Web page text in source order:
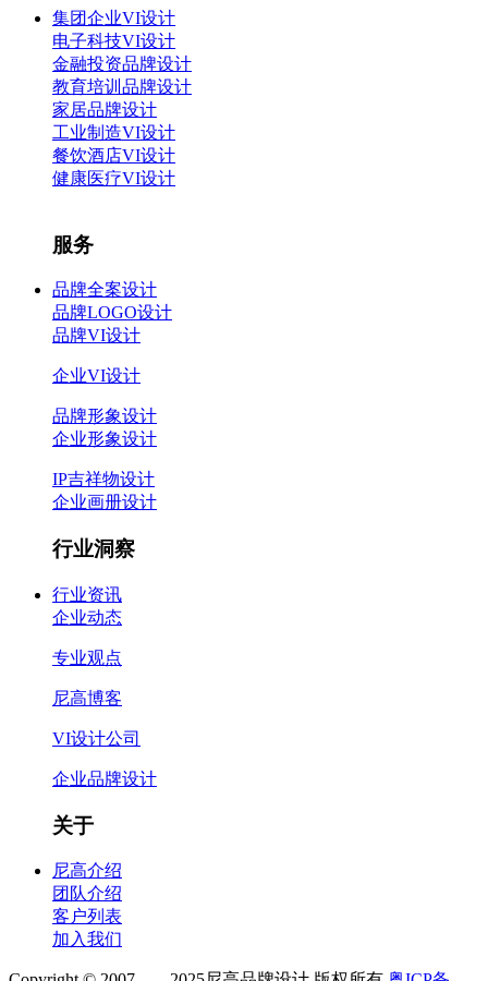
集团企业VI设计
电子科技VI设计
金融投资品牌设计
教育培训品牌设计
家居品牌设计
工业制造VI设计
餐饮酒店VI设计
健康医疗VI设计
服务
品牌全案设计
品牌LOGO设计
品牌VI设计
企业VI设计
品牌形象设计
企业形象设计
IP吉祥物设计
企业画册设计
行业洞察
行业资讯
企业动态
专业观点
尼高博客
VI设计公司
企业品牌设计
关于
尼高介绍
团队介绍
客户列表
加入我们